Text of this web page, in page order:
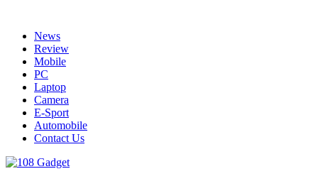
contentNews
Review
Mobile
PC
Laptop
Camera
E-Sport
Automobile
Contact Us